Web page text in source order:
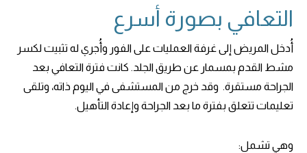
التعافي بصورة أسرع
أُدخل المريض إلى غرفة العمليات على الفور وأُجري له تثبيت لكسر
مشط القدم بمسمار عن طريق الجلد. كانت فترة التعافي بعد
الجراحة مستقرة. وقد خرج من المستشفى في اليوم ذاته، وتلقى
تعليمات تتعلق بفترة ما بعد الجراحة وإعادة التأهيل.
وهي تشمل: